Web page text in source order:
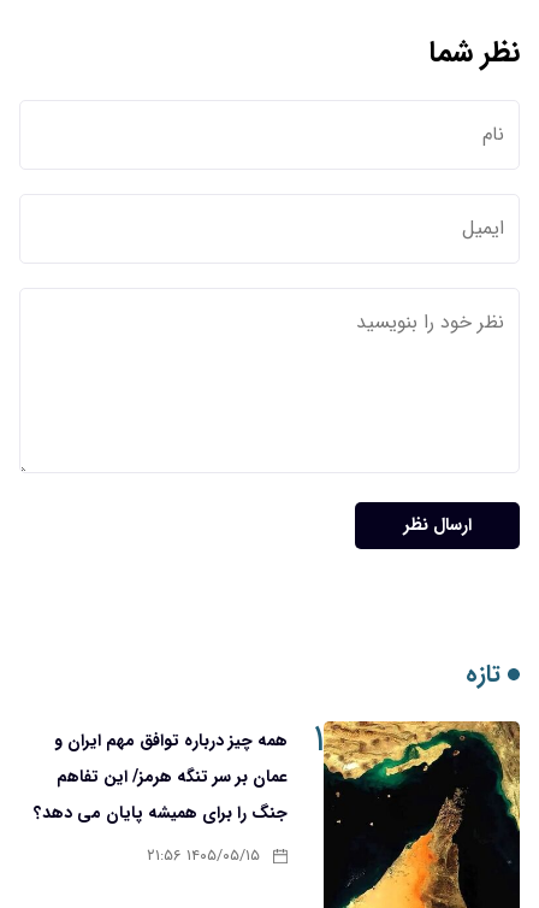
نظر شما
ارسال نظر
تازه
۱
همه چیز درباره توافق مهم ایران و
عمان بر سر تنگه هرمز/ این تفاهم
جنگ را برای همیشه پایان می دهد؟
۱۴۰۵/۰۵/۱۵ ۲۱:۵۶